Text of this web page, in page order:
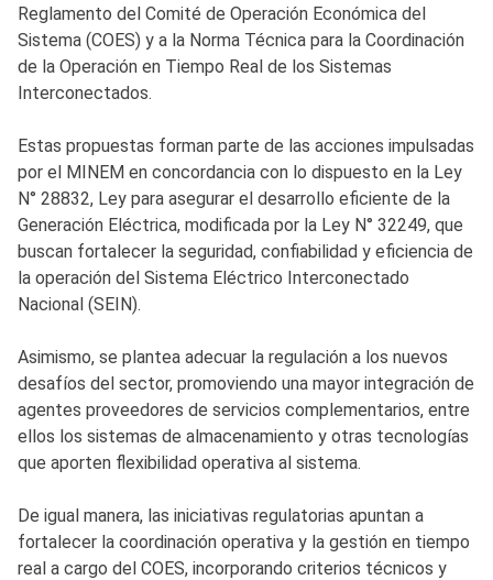
Reglamento del Comité de Operación Económica del
Sistema (COES) y a la Norma Técnica para la Coordinación
de la Operación en Tiempo Real de los Sistemas
Interconectados.
Estas propuestas forman parte de las acciones impulsadas
por el MINEM en concordancia con lo dispuesto en la Ley
N° 28832, Ley para asegurar el desarrollo eficiente de la
Generación Eléctrica, modificada por la Ley N° 32249, que
buscan fortalecer la seguridad, confiabilidad y eficiencia de
la operación del Sistema Eléctrico Interconectado
Nacional (SEIN).
Asimismo, se plantea adecuar la regulación a los nuevos
desafíos del sector, promoviendo una mayor integración de
agentes proveedores de servicios complementarios, entre
ellos los sistemas de almacenamiento y otras tecnologías
que aporten flexibilidad operativa al sistema.
De igual manera, las iniciativas regulatorias apuntan a
fortalecer la coordinación operativa y la gestión en tiempo
real a cargo del COES, incorporando criterios técnicos y